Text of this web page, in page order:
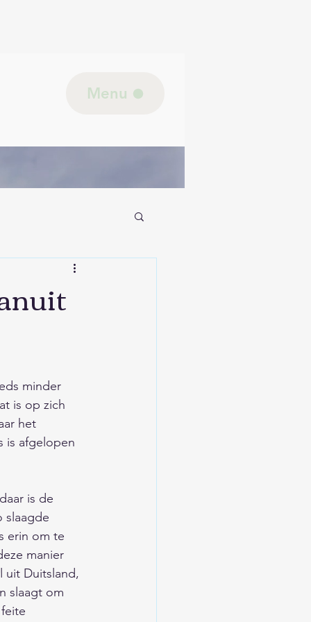
Menu
lichaam/Biologie
Verkeer/Veiligheid
minder
is op zich
het
is afgelopen
slaagde
erin om te
manier
uit Duitsland,
slaagt om